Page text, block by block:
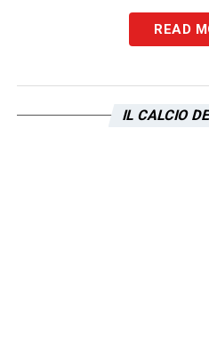
una forma ottimale.
Lazioproblemi a
marzo. Anche nel
READ
IL CALCIO